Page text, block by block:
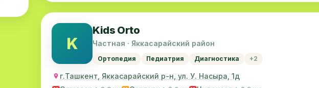
31
K
Kids Orto
Частная · Яккасарайский район
Ортопедия Педиатрия Диагностика +2
г.Ташкент, Яккасарайский р-н, ул. У. Насыра, 1д